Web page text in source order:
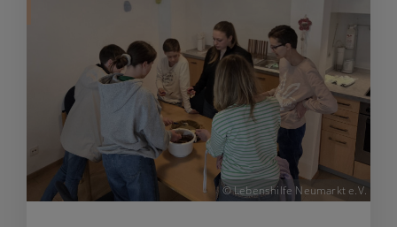
© Lebenshilfe Neumarkt e.V.